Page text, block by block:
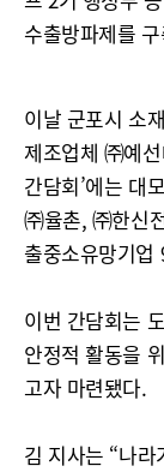
수출방파제를
이날 군포시 소
제조업체 ㈜예
간담회’에는 대
㈜율촌, ㈜한신
출중소유망기업
이번 간담회는
안정적 활동을
고자 마련됐다.
김 지사는 “나